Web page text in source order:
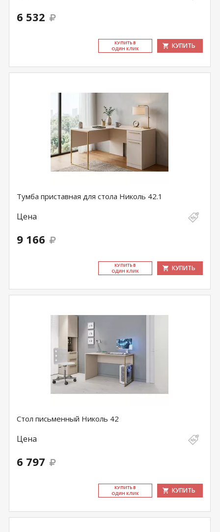
6 532
КУ­ПИТЬ В
ОДИН КЛИК
КУПИТЬ
Тумба приставная для стола Николь 42.1
Цена
9 166
КУ­ПИТЬ В
ОДИН КЛИК
КУПИТЬ
Стол письменный Николь 42
Цена
6 797
КУ­ПИТЬ В
ОДИН КЛИК
КУПИТЬ